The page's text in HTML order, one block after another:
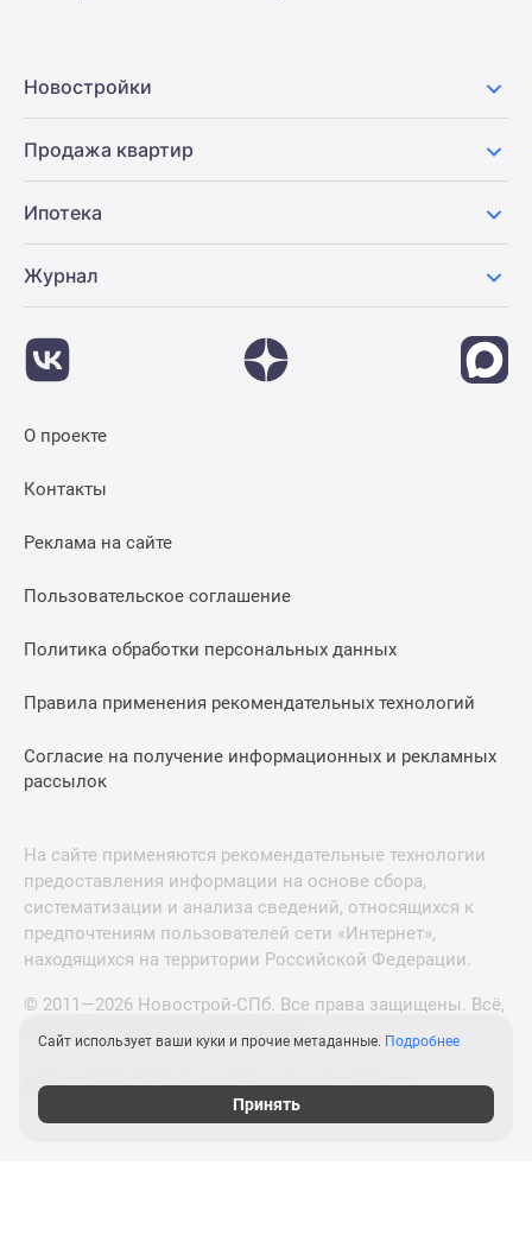
Новостройки
Продажа квартир
Ипотека
Журнал
О проекте
Контакты
Реклама на сайте
Пользовательское соглашение
Политика обработки персональных данных
Правила применения рекомендательных технологий
Согласие на получение информационных и рекламных
рассылок
На сайте применяются рекомендательные технологии
предоставления информации на основе сбора,
систематизации и анализа сведений, относящихся к
предпочтениям пользователей сети «Интернет»,
находящихся на территории Российской Федерации.
© 2011—2026 Новострой-СПб. Все права защищены. Всё,
что нужно знать о новостройках
Новостройки Москвы и Московской области
Сайт использует ваши куки и прочие метаданные. Подробнее
Принять